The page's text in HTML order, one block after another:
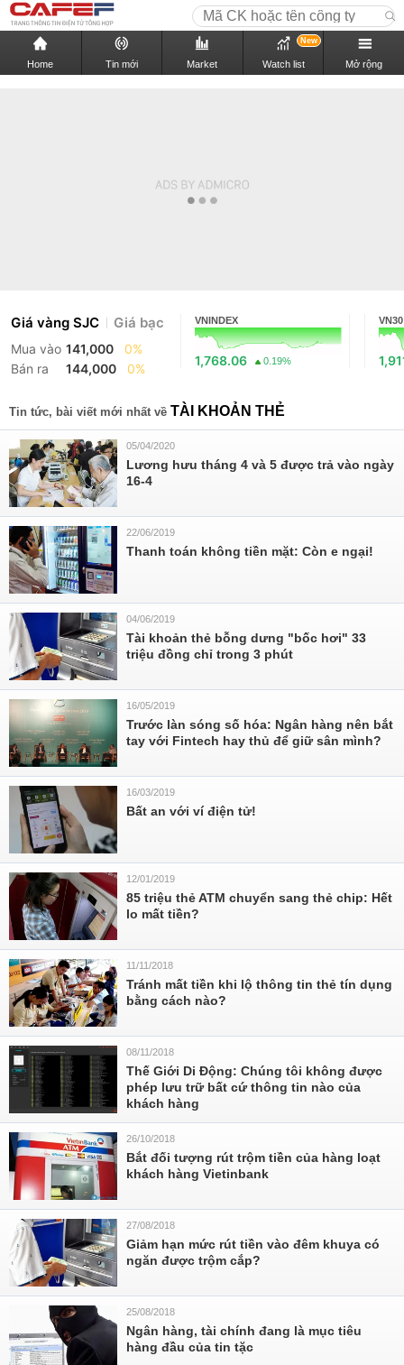
Home Tin mới Market Watch list
New
Mở rộng
Giá vàng SJC Giá bạc
Mua vào 141,000
0%
Bán ra
144,000 0%
VNINDEX
1,768.06 0.19%
VN30
Tin tức, bài viết mới nhất về TÀI KHOẢN THẺ
05/04/2020
Lương hưu tháng 4 và 5 được trả vào ngày
16-4
22/06/2019
Thanh toán không tiền mặt: Còn e ngại!
04/06/2019
Tài khoản thẻ bỗng dưng "bốc hơi" 33
triệu đồng chỉ trong 3 phút
16/05/2019
Trước làn sóng số hóa: Ngân hàng nên bắt
tay với Fintech hay thủ để giữ sân mình?
16/03/2019
Bất an với ví điện tử!
12/01/2019
85 triệu thẻ ATM chuyển sang thẻ chip: Hết
lo mất tiền?
11/11/2018
Tránh mất tiền khi lộ thông tin thẻ tín dụng
bằng cách nào?
08/11/2018
Thế Giới Di Động: Chúng tôi không được
phép lưu trữ bất cứ thông tin nào của
khách hàng
26/10/2018
Bắt đối tượng rút trộm tiền của hàng loạt
khách hàng Vietinbank
27/08/2018
Giảm hạn mức rút tiền vào đêm khuya có
ngăn được trộm cắp?
25/08/2018
Ngân hàng, tài chính đang là mục tiêu
hàng đầu của tin tặc